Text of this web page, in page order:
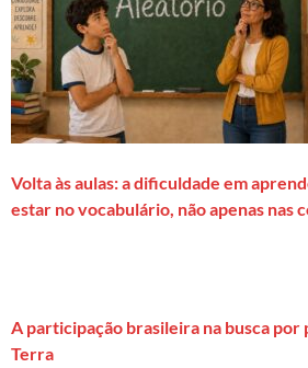
Volta às aulas: a dificuldade em
estar no vocabulário, não apenas nas
A participação brasileira na busca por
Terra